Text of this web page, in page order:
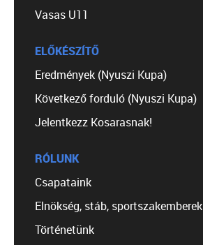
Vasas U11
ELŐKÉSZÍTŐ
Eredmények (Nyuszi Kupa)
Következő forduló (Nyuszi Kupa)
Jelentkezz Kosarasnak!
RÓLUNK
Csapataink
Elnökség, stáb, sportszakemberek
Történetünk